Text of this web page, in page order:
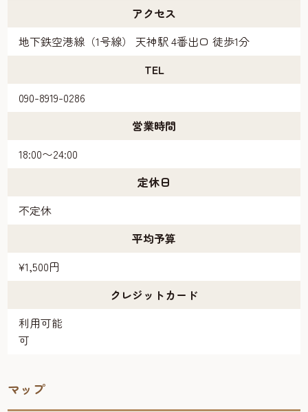
アクセス
地下鉄空港線（1号線） 天神駅 4番出口 徒歩1分
TEL
090-8919-0286
営業時間
18:00〜24:00
定休日
不定休
平均予算
¥1,500円
クレジットカード
利用可能
可
マップ